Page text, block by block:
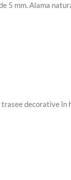
5 mm. Alama
decorative în